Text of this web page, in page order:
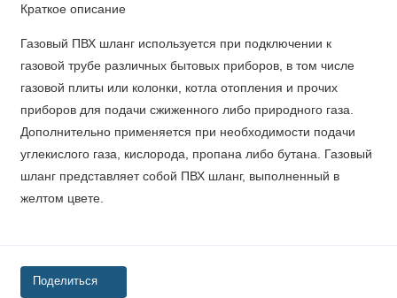
Краткое описание
Газовый ПВХ шланг используется при подключении к
газовой трубе различных бытовых приборов, в том числе
газовой плиты или колонки, котла отопления и прочих
приборов для подачи сжиженного либо природного газа.
Дополнительно применяется при необходимости подачи
углекислого газа, кислорода, пропана либо бутана. Газовый
шланг представляет собой ПВХ шланг, выполненный в
желтом цвете.
Поделиться